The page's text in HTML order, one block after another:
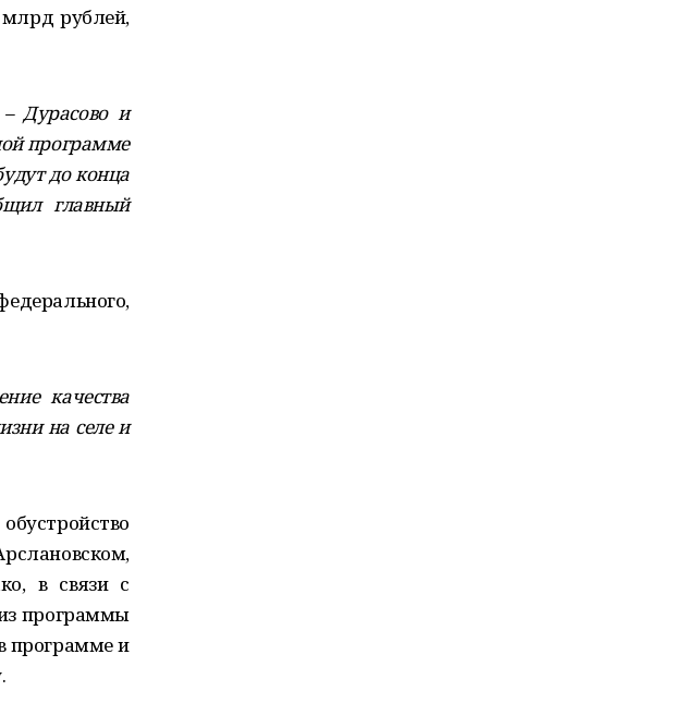
млрд рублей,
Дурасово и
программе
до конца
главный
качества
на селе и
в связи с
программы
программе и